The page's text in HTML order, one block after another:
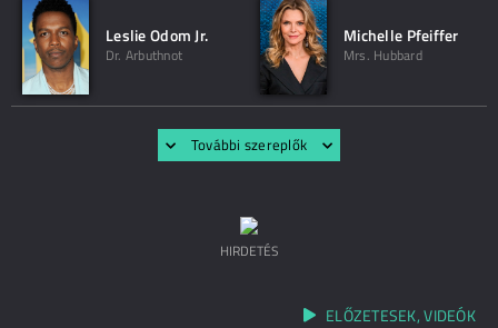
Leslie Odom Jr.
Dr. Arbuthnot
Michelle Pfeiffer
Mrs. Hubbard
További szereplők
HIRDETÉS
ELŐZETESEK, VIDEÓK